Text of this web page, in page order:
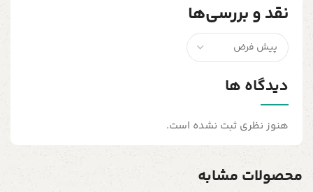
نقد و بررسی‌ها
دیدگاه ها
هنوز نظری ثبت نشده است.
محصولات مشابه